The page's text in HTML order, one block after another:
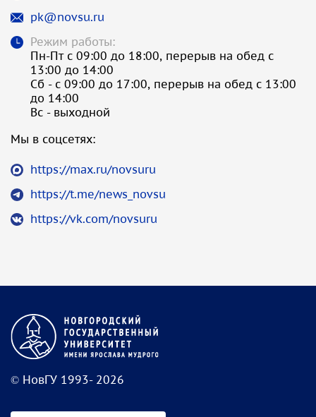
pk@novsu.ru
Режим работы:
Пн-Пт с 09:00 до 18:00, перерыв на обед с
13:00 до 14:00
Сб - с 09:00 до 17:00, перерыв на обед с 13:00
до 14:00
Вс - выходной
Мы в соцсетях:
https://max.ru/novsuru
https://t.me/news_novsu
https://vk.com/novsuru
© НовГУ 1993- 2026